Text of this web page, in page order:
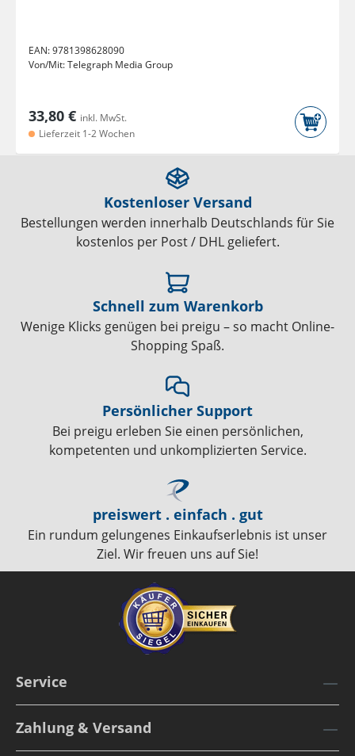
EAN:9781398628090
Von/Mit:Telegraph Media Group
33,80 € inkl. MwSt.
Lieferzeit 1-2 Wochen
Kostenloser Versand
Bestellungen werden innerhalb Deutschlands für Sie
kostenlos per Post / DHL geliefert.
Schnell zum Warenkorb
Wenige Klicks genügen bei preigu – so macht Online-
Shopping Spaß.
Persönlicher Support
Bei preigu erleben Sie einen persönlichen,
kompetenten und unkomplizierten Service.
preiswert . einfach . gut
Ein rundum gelungenes Einkaufserlebnis ist unser
Ziel. Wir freuen uns auf Sie!
Service
Zahlung & Versand